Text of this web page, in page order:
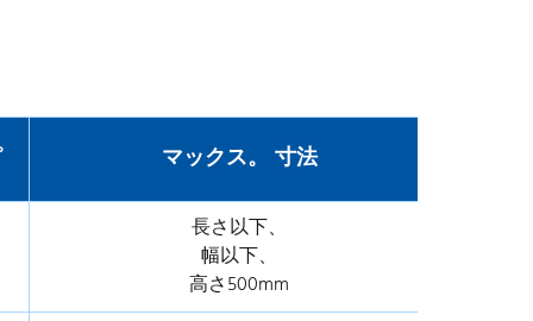
マックス。 寸法
長さ以下、
幅以下、
高さ500mm